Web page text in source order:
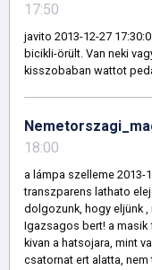
17:50
javito 2013-12-27
bicikli-örült. Van neki
kisszobaban wattot
18:00
a lámpa szelleme 2013-
transzparens lathato
dolgozunk, hogy eljünk
Igazsagos bert! a
kivan a hatsojara, mint
csatornat ert alatta,